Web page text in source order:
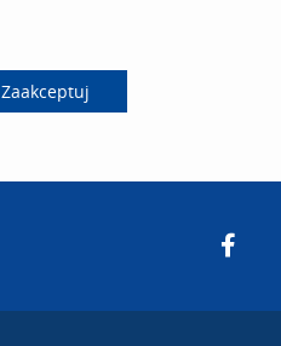
Zaakceptuj